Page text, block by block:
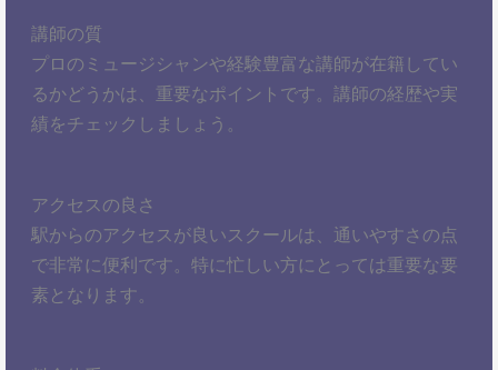
講師の質
プロのミュージシャンや経験豊富な講師が在籍してい
るかどうかは、重要なポイントです。講師の経歴や実
績をチェックしましょう。
アクセスの良さ
駅からのアクセスが良いスクールは、通いやすさの点
で非常に便利です。特に忙しい方にとっては重要な要
素となります。